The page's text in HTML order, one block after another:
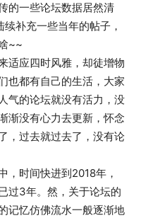
的一些论坛数据居然清
补充一些当年的帖子，
~~
适应四时风雅，却徒增物
也都有自己的生活，大家
气的论坛就没有活力，没
渐没有心力去更新，怀念
，过去就过去了，没有论
，时间快进到2018年，
过3年。然，关于论坛的
记忆仿佛流水一般逐渐地